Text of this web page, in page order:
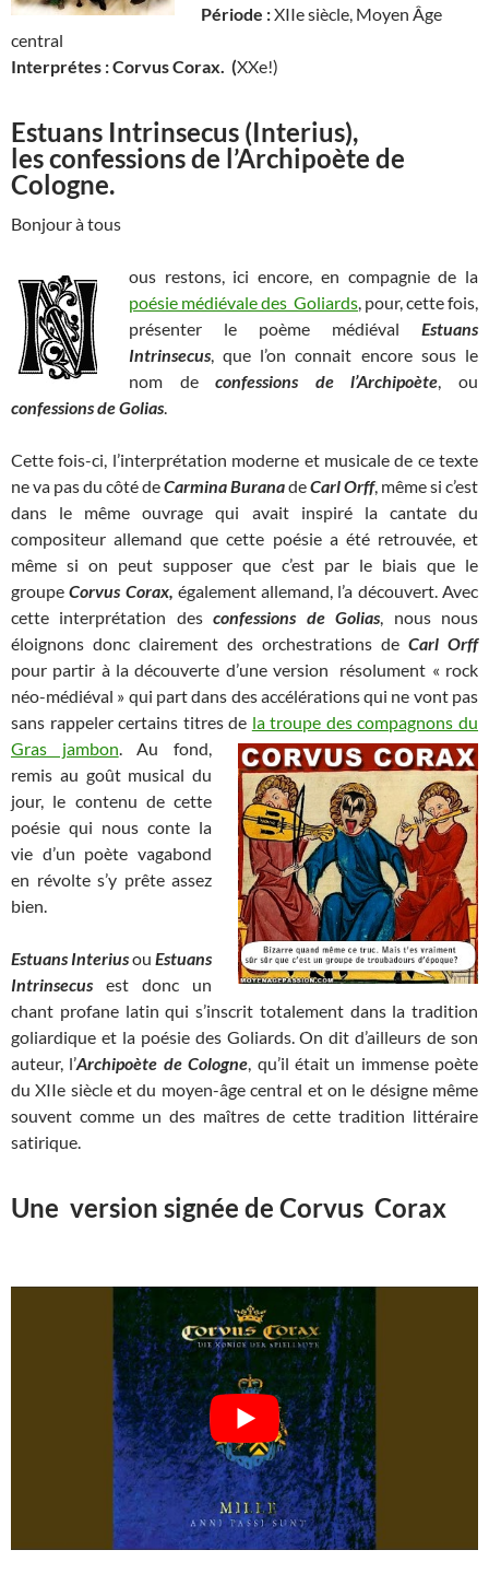
Période :XIIe siècle, Moyen Âge
central
Interprétes : Corvus Corax. (XXe!)
Estuans Intrinsecus (Interius),
les confessions de l’Archipoète de
Cologne.
Bonjour à tous
ous restons, ici encore, en compagnie de la
poésie médiévale des Goliards, pour, cette fois,
présenter le poème médiéval Estuans
Intrinsecus, que l’on connait encore sous le
nom deconfessions de l’Archipoète, ou
confessions de Golias.
Cette fois-ci, l’interprétation moderne et musicale de ce texte
ne va pas du côté deCarmina BuranadeCarl Orff, même si c’est
dans le même ouvrage qui avait inspiré la cantate du
compositeur allemand que cette poésie a été retrouvée, et
même si on peut supposer que c’est par le biais que le
groupeCorvus Corax, également allemand, l’a découvert. Avec
cette interprétation desconfessions de Golias, nous nous
éloignons donc clairement des orchestrations de Carl Orff
pour partir à la découverte d’une version résolument « rock
néo-médiéval » qui part dans des accélérations qui ne vont pas
sans rappeler certains titres de la troupe des compagnons du
Gras jambon. Au fond,
remis au goût musical du
jour, le contenu de cette
poésie qui nous conte la
vie d’un poète vagabond
en révolte s’y prête assez
bien.
Estuans Interiusou Estuans
Intrinsecus est donc un
chant profane latin qui s’inscrit totalement dans la tradition
goliardique et la poésie des Goliards. On dit d’ailleurs de son
auteur, l’Archipoète de Cologne, qu’il était un immense poète
du XIIe siècle et du moyen-âge central et on le désigne même
souvent comme un des maîtres de cette tradition littéraire
satirique.
Une version signée de Corvus Corax